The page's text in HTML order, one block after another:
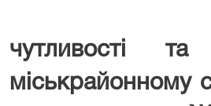
чутливості
міськрайонному